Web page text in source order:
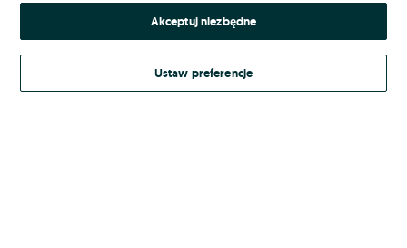
Kontynuując za pośrednictwem jednego z dostawców wskazanych powyżej,
Regulamin serwisu OLX.pl w jego aktualnym brzmieniu.
Akceptuj niezbędne
Ustaw preferencje